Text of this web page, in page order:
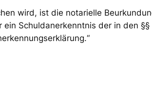
wird, ist die notarielle
Schuldanerkenntnis der in den §§